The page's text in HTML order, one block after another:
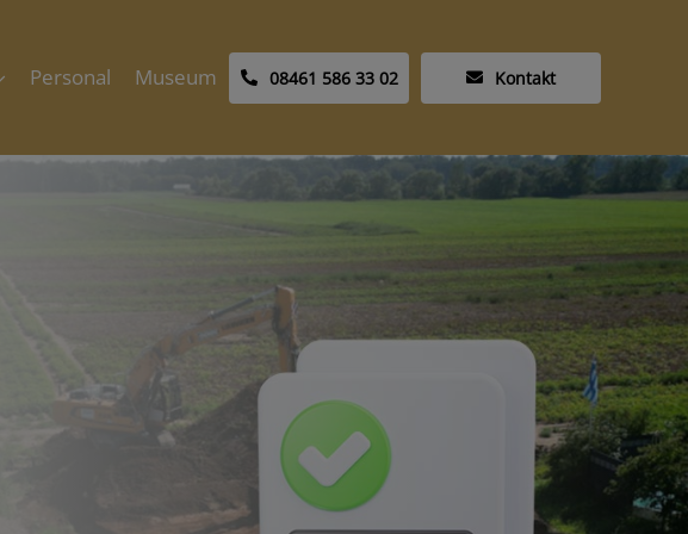
Personal Museum 08461 586 33 02 Kontakt